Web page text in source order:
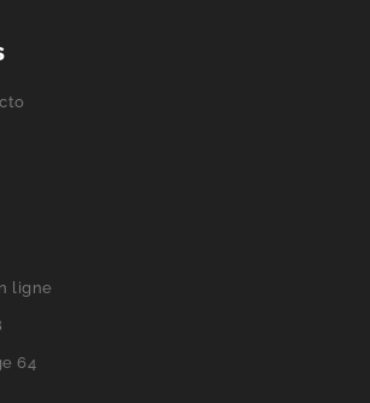
ligne
64